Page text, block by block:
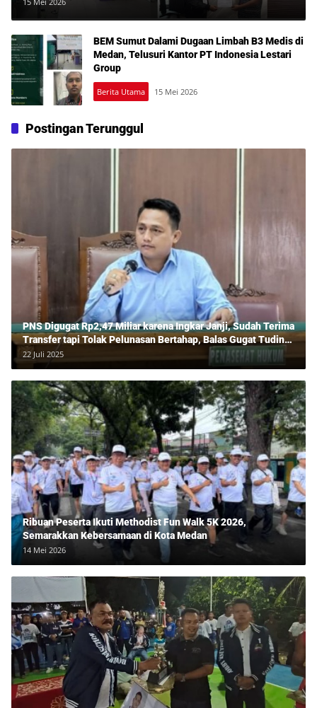
Mabes Polri
BEM Sumut Dalami Dugaan Limbah B3 Medis di
Medan, Telusuri Kantor PT Indonesia Lestari
Group
Berita Utama 15 Mei 2026
Postingan Terunggul
PNS Digugat Rp2,47 Miliar karena Ingkar Janji, Sudah Terima
Transfer tapi Tolak Pelunasan Bertahap, Balas Gugat Tuding
Lawan Tipu Rp850 Juta
22 Juli 2025
Ribuan Peserta Ikuti Methodist Fun Walk 5K 2026,
Semarakkan Kebersamaan di Kota Medan
14 Mei 2026